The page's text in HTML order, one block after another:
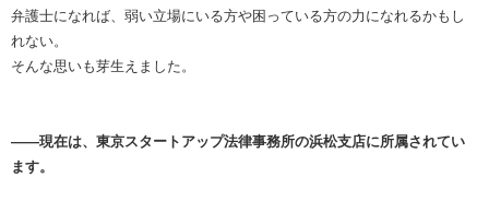
弁護士になれば、弱い立場にいる方や困っている方の力になれるかもし
れない。
そんな思いも芽生えました。
――現在は、東京スタートアップ法律事務所の浜松支店に所属されてい
ます。